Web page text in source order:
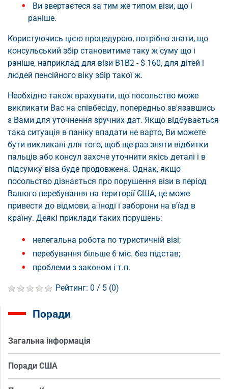
Ви звертаєтеся за тим же типом візи, що і
раніше.
Користуючись цією процедурою, потрібно знати, що
консульський збір становитиме таку ж суму що і
раніше, наприклад для візи B1B2 - $ 160, для дітей і
людей пенсійного віку збір такої ж.
Необхідно також врахувати, що посольство може
викликати Вас на співбесіду, попередньо зв'язавшись
з Вами для уточнення зручних дат. Якщо відбувається
така ситуація в паніку впадати не варто, Ви можете
бути викликані для того, щоб ще раз зняти відбитки
пальців або консул захоче уточнити якісь деталі і в
підсумку віза буде продовжена. Однак, якщо
посольство дізнається про порушення візи в період
Вашого перебування на території США, це може
привести до відмови, а іноді і заборони на в'їзд в
країну. Деякі приклади таких порушень:
нелегальна робота по туристичній візі;
перебування більше 6 міс. без підстав;
проблеми з законом і т.п.
Рейтинг: 0 / 5 (0)
Поради
Загальна інформація
Поради США